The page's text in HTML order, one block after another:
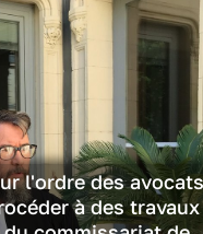
l'ordre des
à des travaux